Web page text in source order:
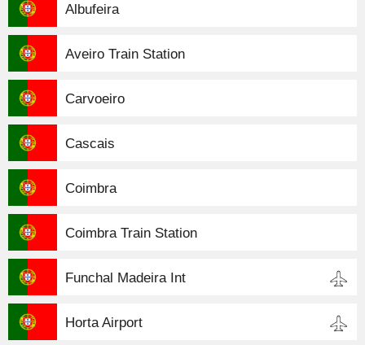
Albufeira
Aveiro Train Station
Carvoeiro
Cascais
Coimbra
Coimbra Train Station
Funchal Madeira Int
Horta Airport